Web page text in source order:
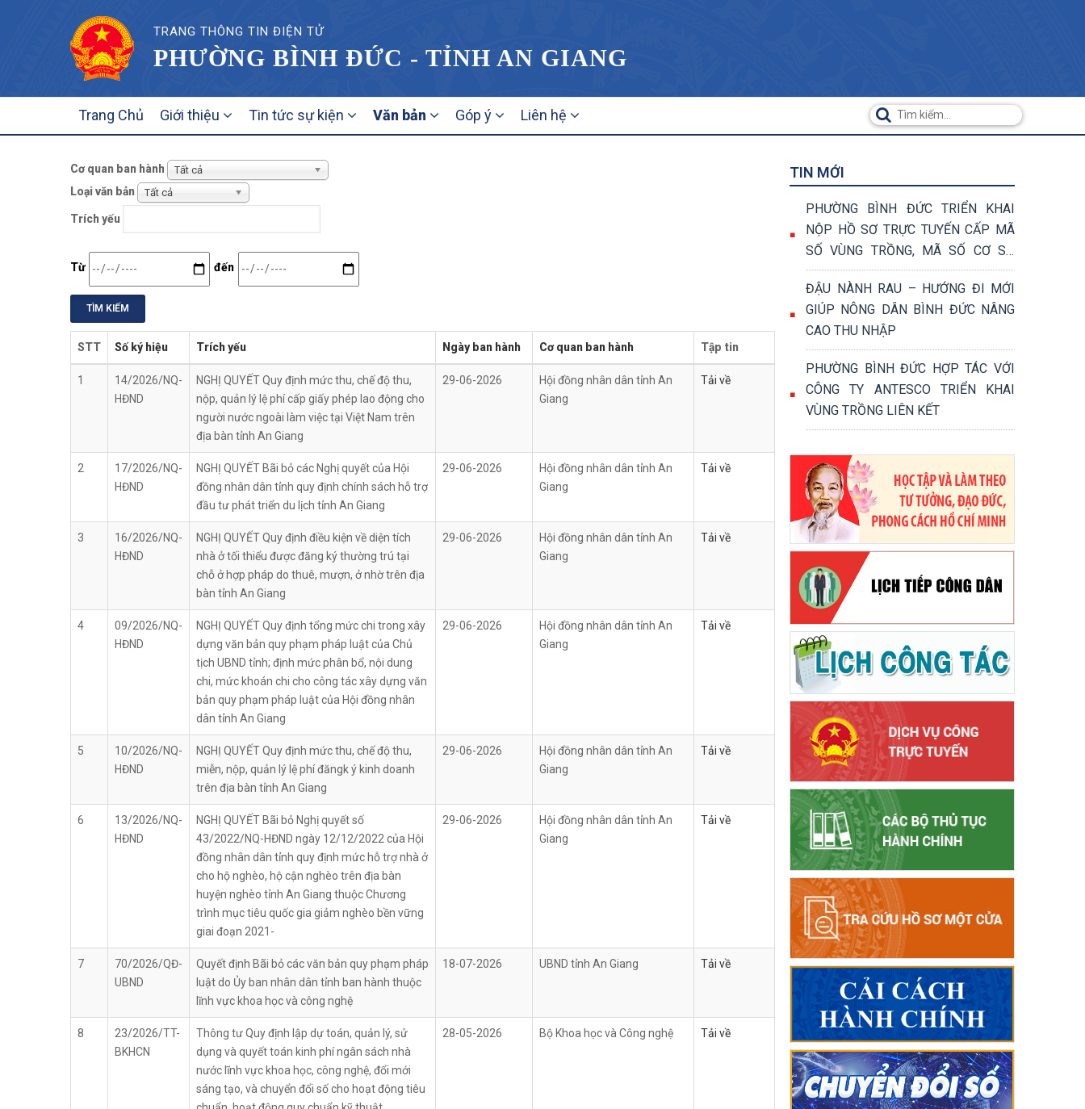
TRANG THÔNG TIN ĐIỆN TỬ
PHƯỜNG BÌNH ĐỨC - TỈNH AN GIANG
NAVIGATION
Trang Chủ Giới thiệu Tin tức sự kiện Văn bản Góp ý Liên hệ
Cơ quan ban hành Tất cả
Loại văn bản Tất cả
Trích yếu
Từ Date đến Date
STT Số ký hiệu Trích yếu Ngày ban hành Cơ quan ban hành Tập tin
1
14/2026/NQ-
HĐND
NGHỊ QUYẾT Quy định mức thu, chế độ thu,
nộp, quản lý lệ phí cấp giấy phép lao động cho
người nước ngoài làm việc tại Việt Nam trên
địa bàn tỉnh An Giang
29-06-2026
Hội đồng nhân dân tỉnh An
Giang
Tải về
2
17/2026/NQ-
HĐND
NGHỊ QUYẾT Bãi bỏ các Nghị quyết của Hội
đồng nhân dân tỉnh quy định chính sách hỗ trợ
đầu tư phát triển du lịch tỉnh An Giang
29-06-2026
Hội đồng nhân dân tỉnh An
Giang
Tải về
3
16/2026/NQ-
HĐND
NGHỊ QUYẾT Quy định điều kiện về diện tích
nhà ở tối thiểu được đăng ký thường trú tại
chỗ ở hợp pháp do thuê, mượn, ở nhờ trên địa
bàn tỉnh An Giang
29-06-2026
Hội đồng nhân dân tỉnh An
Giang
Tải về
4
09/2026/NQ-
HĐND
NGHỊ QUYẾT Quy định tổng mức chi trong xây
dựng văn bản quy phạm pháp luật của Chủ
tịch UBND tỉnh; định mức phân bổ, nội dung
chi, mức khoán chi cho công tác xây dựng văn
bản quy phạm pháp luật của Hội đồng nhân
dân tỉnh An Giang
29-06-2026
Hội đồng nhân dân tỉnh An
Giang
Tải về
5
10/2026/NQ-
HĐND
NGHỊ QUYẾT Quy định mức thu, chế độ thu,
miễn, nộp, quản lý lệ phí đăngk ý kinh doanh
trên địa bàn tỉnh An Giang
29-06-2026
Hội đồng nhân dân tỉnh An
Giang
Tải về
6
13/2026/NQ-
HĐND
NGHỊ QUYẾT Bãi bỏ Nghị quyết số
43/2022/NQ-HĐND ngày 12/12/2022 của Hội
đồng nhân dân tỉnh quy định mức hỗ trợ nhà ở
cho hộ nghèo, hộ cận nghèo trên địa bàn
huyện nghèo tỉnh An Giang thuộc Chương
trình mục tiêu quốc gia giảm nghèo bền vững
giai đoạn 2021-
29-06-2026
Hội đồng nhân dân tỉnh An
Giang
Tải về
7
70/2026/QĐ-
UBND
Quyết định Bãi bỏ các văn bản quy phạm pháp
luật do Ủy ban nhân dân tỉnh ban hành thuộc
lĩnh vực khoa học và công nghệ
18-07-2026 UBND tỉnh An Giang Tải về
8
23/2026/TT-
BKHCN
Thông tư Quy định lập dự toán, quản lý, sử
dụng và quyết toán kinh phí ngân sách nhà
nước lĩnh vực khoa học, công nghệ, đổi mới
sáng tạo, và chuyển đổi số cho hoạt động tiêu
28-05-2026 Bộ Khoa học và Công nghệ Tải về
TIN MỚI
PHƯỜNG BÌNH ĐỨC TRIỂN KHAI
NỘP HỒ SƠ TRỰC TUYẾN CẤP MÃ
SỐ VÙNG TRỒNG, MÃ SỐ CƠ SỞ
ĐÓNG GÓI
ĐẬU NÀNH RAU – HƯỚNG ĐI MỚI
GIÚP NÔNG DÂN BÌNH ĐỨC NÂNG
CAO THU NHẬP
PHƯỜNG BÌNH ĐỨC HỢP TÁC VỚI
CÔNG TY ANTESCO TRIỂN KHAI
VÙNG TRỒNG LIÊN KẾT